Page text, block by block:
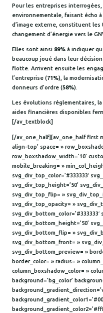
Pour les entreprises interrogées,
environnementale, faisant écho
d’image externe, constituent
changement d’énergie vers le
Elles sont ainsi 89% à indiquer
beaucoup joué dans leur
flotte. Arrivent ensuite les
l’entreprise (71%), la
donneurs d’ordre (58%).
Les évolutions réglementaires,
aides financières disponibles
[/av_textblock]
[/av_one_half][av_one_half first
align-top’ space= »
row_boxshadow_width=’10’
mobile_breaking= »
svg_div_top_color=’#333333′
svg_div_top_height=’50’
svg_div_top_flip= »
svg_div_top_opacity= »
svg_div_bottom_color=’#333333′
svg_div_bottom_height=’50’
svg_div_bottom_flip= »
svg_div_bottom_front= »
svg_div_bottom_preview= »
border_color= » radius= »
column_boxshadow_color= »
background=’bg_color’